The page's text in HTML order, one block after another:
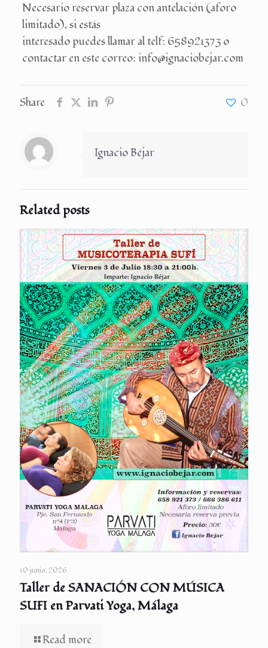
Necesario reservar plaza con antelación (aforo
limitado), si estás
interesado puedes llamar al telf: 658921373 o
contactar en este correo: info@ignaciobejar.com
Share 0
Ignacio Béjar
Related posts
10 junio, 2026
Taller de SANACIÓN CON MÚSICA
SUFI en Parvati Yoga, Málaga
Read more